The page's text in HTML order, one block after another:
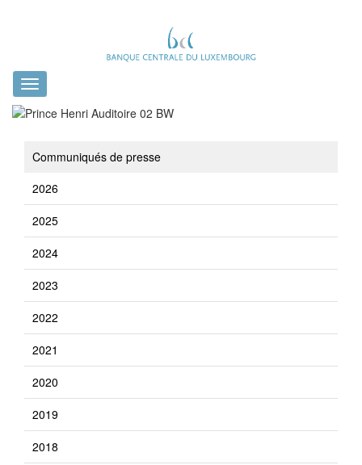
Toggle
navigation
Communiqués de presse
2026
2025
2024
2023
2022
2021
2020
2019
2018